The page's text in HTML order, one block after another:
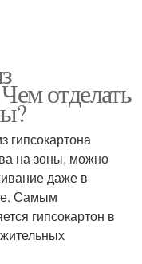
отделать
гипсокартона
на зоны, можно
даже в
Самым
гипсокартон в